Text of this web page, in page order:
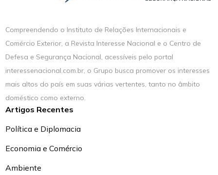
Compreendendo o Instituto de Relações Internacionais e
Comércio Exterior, a Revista Interesse Nacional e o Centro de
Defesa e Segurança Nacional, acessíveis pelo portal
interessenacional.com.br, o Grupo busca promover os interesses
mais altos do país em suas várias vertentes, tanto no âmbito
doméstico como externo.
Artigos Recentes
Política e Diplomacia
Economia e Comércio
Ambiente